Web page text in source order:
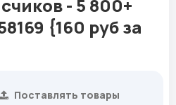
- 5 800+
{160 руб за
Поставлять товары